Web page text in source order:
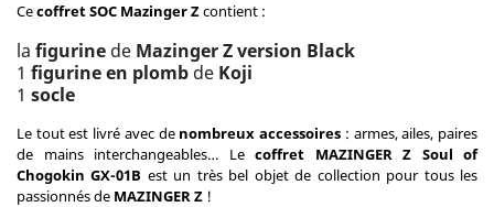
Cecoffret SOC Mazinger Zcontient :
la figurine de Mazinger Z version Black
1 figurine en plomb de Koji
1 socle
Le tout est livré avec de nombreux accessoires : armes, ailes, paires
de mains interchangeables… Le coffret MAZINGER Z Soul of
Chogokin GX-01B est un très bel objet de collection pour tous les
passionnés de MAZINGER Z !